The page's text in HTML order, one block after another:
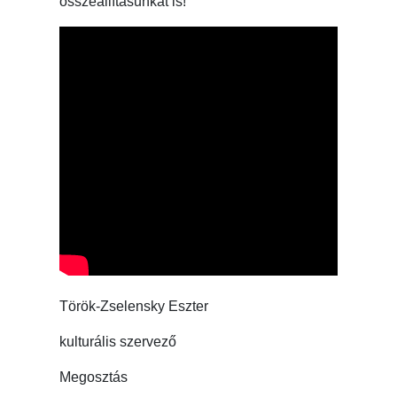
Török-Zselensky Eszter
kulturális szervező
Megosztás